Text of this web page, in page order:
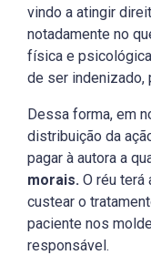
vindo a atingir
notadamente no
física e
de ser indenizado,
Dessa forma, em
distribuição da
pagar à autora a
morais. O réu terá
custear o
paciente nos
responsável.